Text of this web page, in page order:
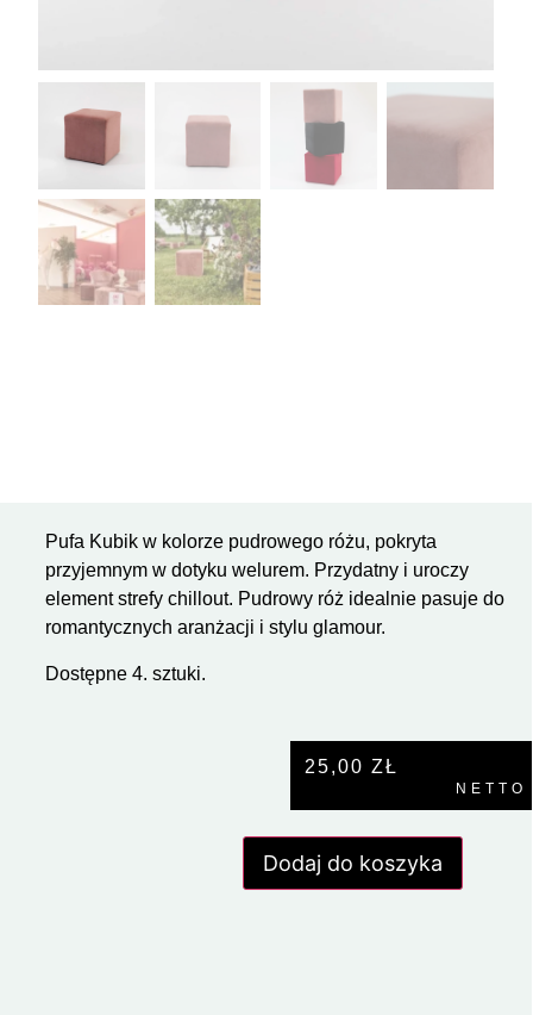
Pufa Kubik w kolorze pudrowego różu, pokryta
przyjemnym w dotyku welurem. Przydatny i uroczy
element strefy chillout. Pudrowy róż idealnie pasuje do
romantycznych aranżacji i stylu glamour.
Dostępne 4. sztuki.
25,00 ZŁ
NETTO
Dodaj do koszyka